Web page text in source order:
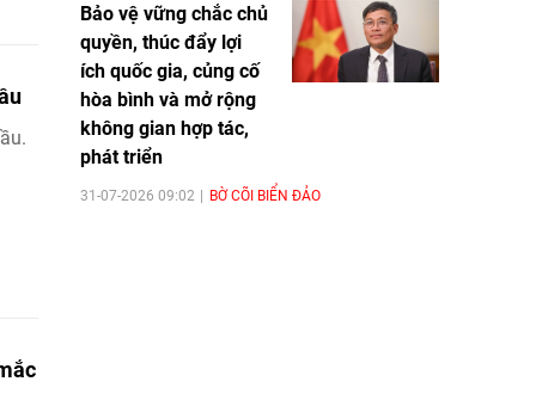
Bảo vệ vững chắc chủ
quyền, thúc đẩy lợi
ích quốc gia, củng cố
hòa bình và mở rộng
không gian hợp tác,
phát triển
31-07-2026 09:02 BỜ CÕI BIỂN ĐẢO